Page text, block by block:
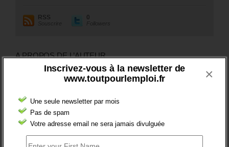
Inscrivez-vous à la newsletter de
www.toutpourlemploi.fr
Une seule newsletter par mois
Pas de spam
Votre adresse email ne sera jamais divulguée
×
RSS
Souscrire
0
Followers
A PROPOS DE L’AUTEUR